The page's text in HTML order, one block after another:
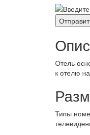
Отель
к отелю
Типы